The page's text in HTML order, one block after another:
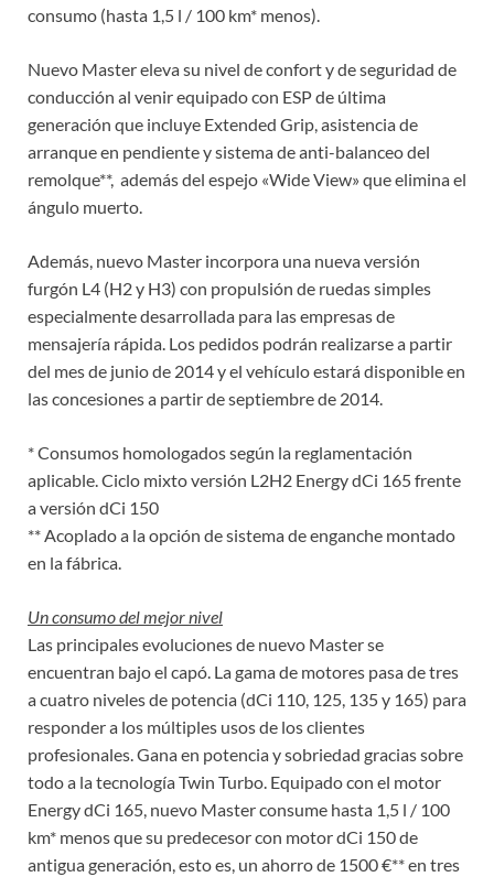
consumo (hasta 1,5 l / 100 km* menos).
Nuevo Master eleva su nivel de confort y de seguridad de
conducción al venir equipado con ESP de última
generación que incluye Extended Grip, asistencia de
arranque en pendiente y sistema de anti-balanceo del
remolque**, además del espejo «Wide View» que elimina el
ángulo muerto.
Además, nuevo Master incorpora una nueva versión
furgón L4 (H2 y H3) con propulsión de ruedas simples
especialmente desarrollada para las empresas de
mensajería rápida. Los pedidos podrán realizarse a partir
del mes de junio de 2014 y el vehículo estará disponible en
las concesiones a partir de septiembre de 2014.
* Consumos homologados según la reglamentación
aplicable. Ciclo mixto versión L2H2 Energy dCi 165 frente
a versión dCi 150
** Acoplado a la opción de sistema de enganche montado
en la fábrica.
Un consumo del mejor nivel
Las principales evoluciones de nuevo Master se
encuentran bajo el capó. La gama de motores pasa de tres
a cuatro niveles de potencia (dCi 110, 125, 135 y 165) para
responder a los múltiples usos de los clientes
profesionales. Gana en potencia y sobriedad gracias sobre
todo a la tecnología Twin Turbo. Equipado con el motor
Energy dCi 165, nuevo Master consume hasta 1,5 l / 100
km* menos que su predecesor con motor dCi 150 de
antigua generación, esto es, un ahorro de 1500 €** en tres